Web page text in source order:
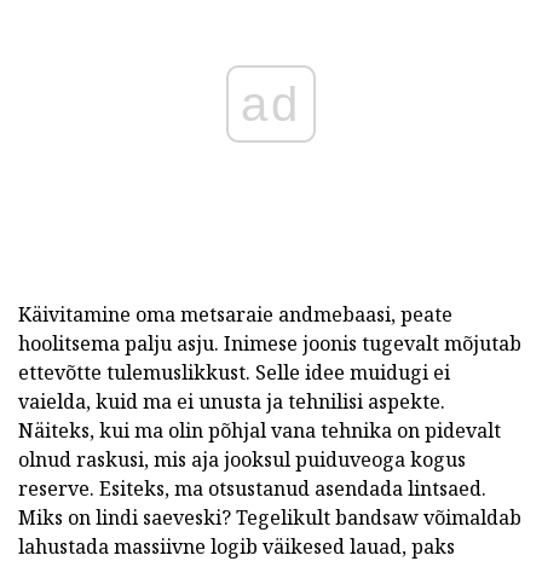
ad
Käivitamine oma metsaraie andmebaasi, peate
hoolitsema palju asju. Inimese joonis tugevalt mõjutab
ettevõtte tulemuslikkust. Selle idee muidugi ei
vaielda, kuid ma ei unusta ja tehnilisi aspekte.
Näiteks, kui ma olin põhjal vana tehnika on pidevalt
olnud raskusi, mis aja jooksul puiduveoga kogus
reserve. Esiteks, ma otsustanud asendada lintsaed.
Miks on lindi saeveski? Tegelikult bandsaw võimaldab
lahustada massiivne logib väikesed lauad, paks